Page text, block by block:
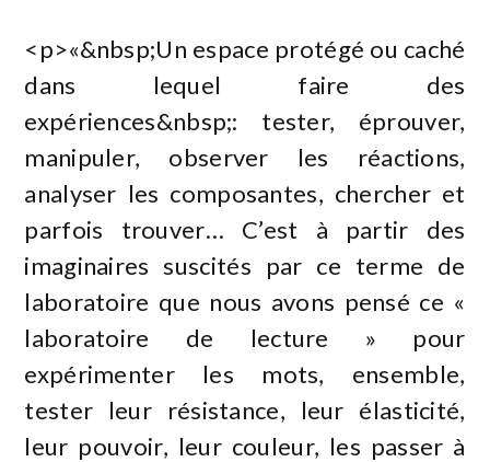
<p>«&nbsp;Un espace protégé ou caché
dans lequel faire des
expériences&nbsp;: tester, éprouver,
manipuler, observer les réactions,
analyser les composantes, chercher et
parfois trouver… C’est à partir des
imaginaires suscités par ce terme de
laboratoire que nous avons pensé ce «
laboratoire de lecture » pour
expérimenter les mots, ensemble,
tester leur résistance, leur élasticité,
leur pouvoir, leur couleur, les passer à